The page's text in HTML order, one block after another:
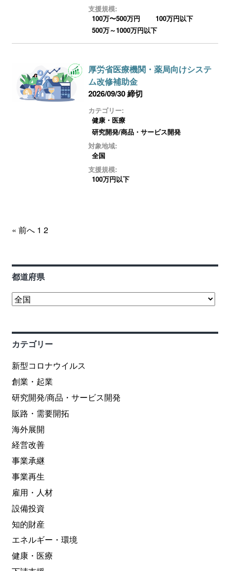
支援規模:
100万〜500万円
100万円以下
500万～1000万円以下
厚労省医療機関・薬局向けシステ
ム改修補助金
2026/09/30 締切
カテゴリー:
健康・医療
研究開発/商品・サービス開発
対象地域:
全国
支援規模:
100万円以下
« 前へ 1 2
都道府県
カテゴリー
新型コロナウイルス
創業・起業
研究開発/商品・サービス開発
販路・需要開拓
海外展開
経営改善
事業承継
事業再生
雇用・人材
設備投資
知的財産
エネルギー・環境
健康・医療